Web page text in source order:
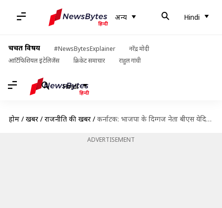
अन्य Hindi
चर्चित विषय #NewsBytesExplainer
नरेंद्र मोदी
आर्टिफिशियल इंटेलिजेंस
क्रिकेट समाचार राहुल गांधी
Hindi
होम / खबरें / राजनीति की खबरें / कर्नाटक: भाजपा के दिग्गज नेता बीएस येदियुरप्पा के घर पर बंजारा समुदाय का हमला, जानें कारण
ADVERTISEMENT